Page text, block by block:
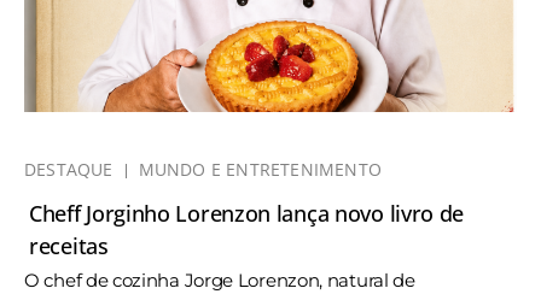
DESTAQUE MUNDO E ENTRETENIMENTO
Cheff Jorginho Lorenzon lança novo livro de
receitas
O chef de cozinha Jorge Lorenzon, natural de